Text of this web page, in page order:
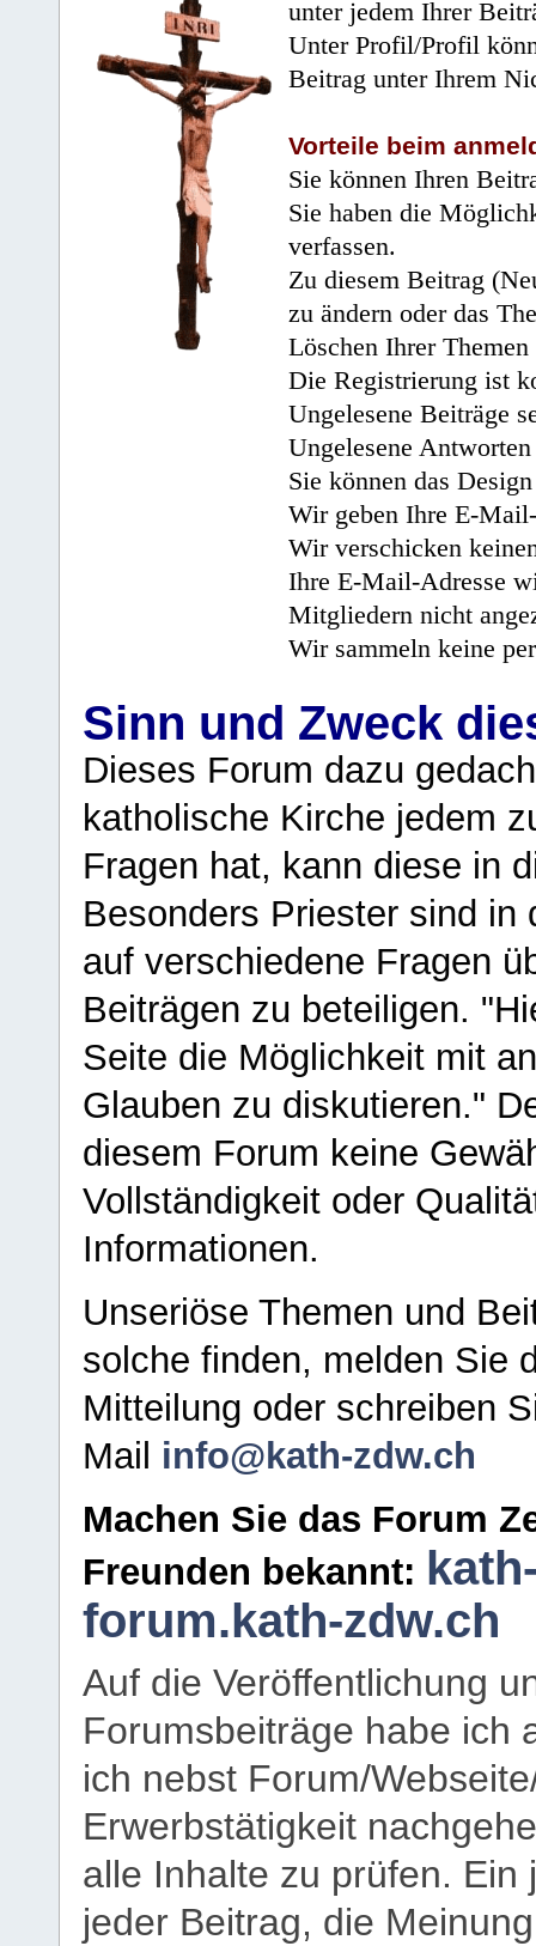
unter jedem Ihrer
Unter Profil/Profil
Beitrag unter Ihrem
Vorteile beim
Sie können Ihren
Sie haben die
verfassen.
Zu diesem Beitrag
zu ändern oder das
Löschen Ihrer
Die Registrierung ist
Ungelesene Beiträge
Ungelesene
Sie können das
Wir geben Ihre E-
Wir verschicken
Ihre E-Mail-Adresse
Mitgliedern nicht
Wir sammeln keine
Sinn und Zweck
Dieses Forum dazu
katholische Kirche jedem
Fragen hat, kann diese in
Besonders Priester sind in
auf verschiedene Fragen
Beiträgen zu beteiligen.
Seite die Möglichkeit mit
Glauben zu diskutieren."
diesem Forum keine
Vollständigkeit oder
Informationen.
Unseriöse Themen und
solche finden, melden Sie
Mitteilung oder schreiben
Mail info@kath-zdw.ch
Machen Sie das Forum
Freunden bekannt:
forum.kath-zdw.ch
Auf die Veröffentlichung
Forumsbeiträge habe ich
ich nebst Forum/
Erwerbstätigkeit
alle Inhalte zu prüfen.
jeder Beitrag, die